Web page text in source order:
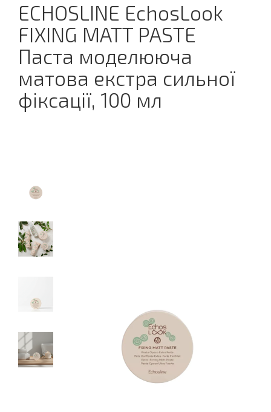
ECHOSLINE EchosLook
FIXING MATT PASTE
Паста моделююча
матова екстра сильної
фіксації, 100 мл